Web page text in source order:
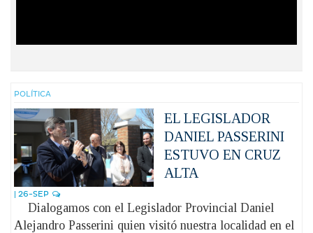
POLÍ­TICA
EL LEGISLADOR
DANIEL PASSERINI
ESTUVO EN CRUZ
ALTA
| 26-SEP
Dialogamos con el Legislador Provincial Daniel
Alejandro Passerini quien visitó nuestra localidad en el